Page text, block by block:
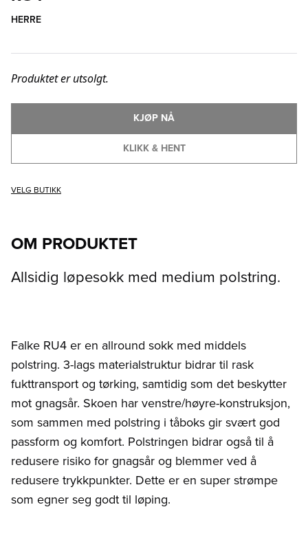
HERRE
Produktet er utsolgt.
KLIKK & HENT
KJØP NÅ
VELG BUTIKK
OM PRODUKTET
Allsidig løpesokk med medium polstring.
Falke RU4 er en allround sokk med middels
polstring. 3-lags materialstruktur bidrar til rask
fukttransport og tørking, samtidig som det beskytter
mot gnagsår. Skoen har venstre/høyre-konstruksjon,
som sammen med polstring i tåboks gir svært god
passform og komfort. Polstringen bidrar også til å
redusere risiko for gnagsår og blemmer ved å
redusere trykkpunkter. Dette er en super strømpe
som egner seg godt til løping.